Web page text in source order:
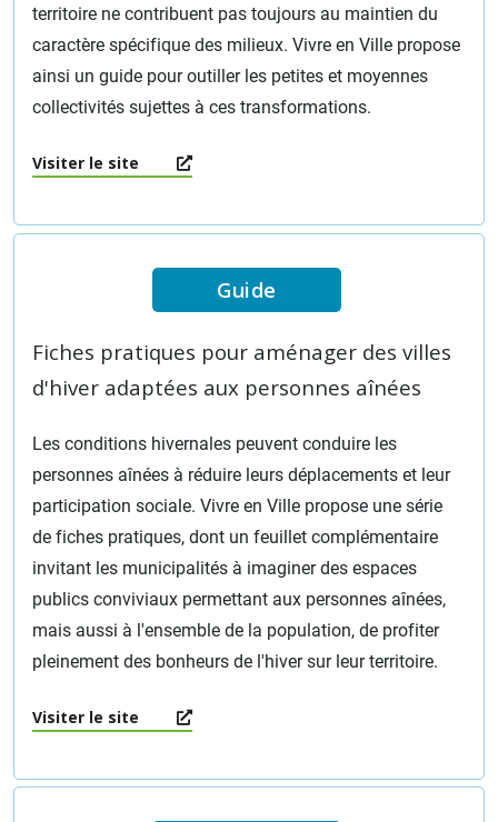
territoire ne contribuent pas toujours au maintien du
caractère spécifique des milieux. Vivre en Ville propose
ainsi un guide pour outiller les petites et moyennes
collectivités sujettes à ces transformations.
Visiter le site
Guide
Fiches pratiques pour aménager des villes
d'hiver adaptées aux personnes aînées
Les conditions hivernales peuvent conduire les
personnes aînées à réduire leurs déplacements et leur
participation sociale. Vivre en Ville propose une série
de fiches pratiques, dont un feuillet complémentaire
invitant les municipalités à imaginer des espaces
publics conviviaux permettant aux personnes aînées,
mais aussi à l'ensemble de la population, de profiter
pleinement des bonheurs de l'hiver sur leur territoire.
Visiter le site